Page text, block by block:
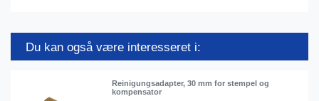
Du kan også være interesseret i:
Reinigungsadapter, 30 mm for stempel og
kompensator